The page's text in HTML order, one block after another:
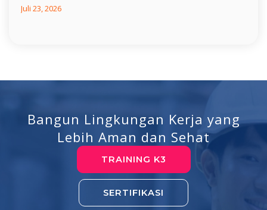
Juli 23, 2026
Bangun Lingkungan Kerja yang
Lebih Aman dan Sehat
TRAINING K3
SERTIFIKASI